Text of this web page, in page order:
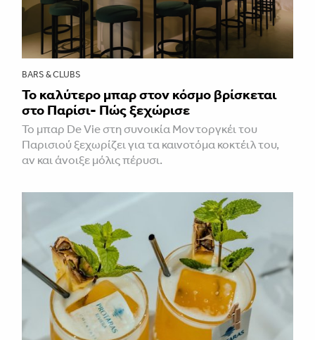
BARS & CLUBS
Το καλύτερο μπαρ στον κόσμο βρίσκεται
στο Παρίσι- Πώς ξεχώρισε
Το μπαρ De Vie στη συνοικία Μοντοργκέι του
Παρισιού ξεχωρίζει για τα καινοτόμα κοκτέιλ του,
αν και άνοιξε μόλις πέρυσι.